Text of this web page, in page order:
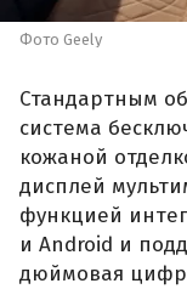
Фото Geely
Стандартным
система
кожаной
дисплей
функцией
и Android и
дюймовая